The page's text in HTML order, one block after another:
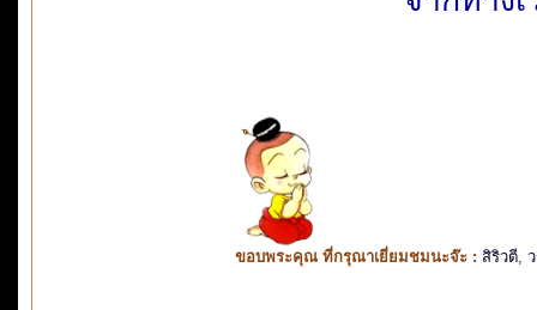
ขอบพระคุณ ที่กรุณาเยี่ยมชมนะจ๊ะ : สิริวตี